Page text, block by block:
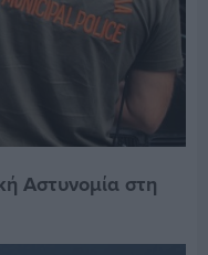
Αστυνομία στη